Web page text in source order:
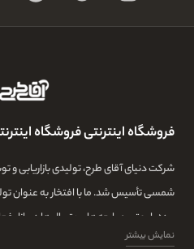
فروشگاه اینترنتی فروشگاه
شمسی تأسیس شد. ما با افتخار به عنوان
پرده با بهترین پارچه‌ها و متریال‌ها در
طرح، تولید بهترین محصولات با استفاده از
نمایش بیشتر